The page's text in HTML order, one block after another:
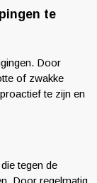
te
Door
of zwakke
te zijn en
tegen de
Door regelmatig